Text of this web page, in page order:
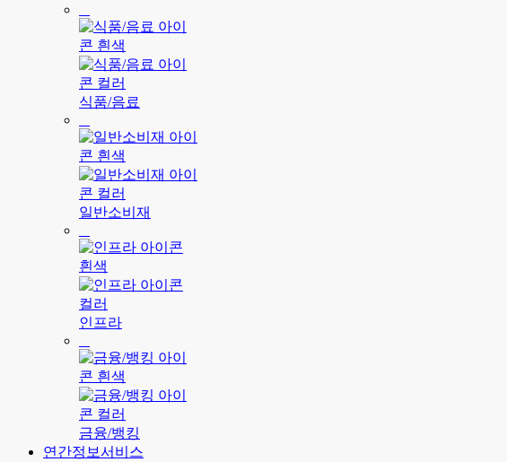
식품/음료
일반소비재
인프라
금융/뱅킹
연간정보서비스